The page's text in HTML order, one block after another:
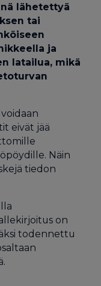
lähetettyä
tai
ja
latailua, mikä
eivät jää
Näin
tiedon
on
todennettu